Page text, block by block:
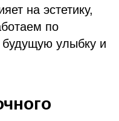
на эстетику,
по
будущую улыбку и